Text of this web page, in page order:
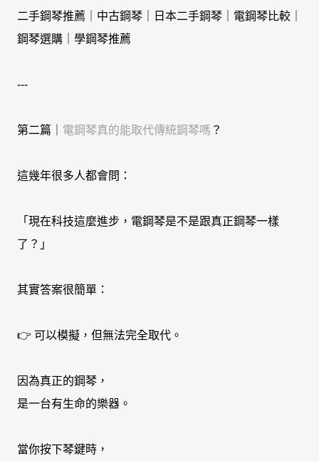
二手鋼琴推薦｜中古鋼琴｜日本二手鋼琴｜電鋼琴比較｜
鋼琴選購｜學鋼琴推薦
---
第二篇｜ 電鋼琴真的能取代傳統鋼琴嗎 ？
這幾年很多人都會問：
「現在科技這麼進步，電鋼琴是不是跟真正鋼琴一樣
了？」
其實答案很簡單：
👉 可以模擬，但無法完全取代。
因為真正的鋼琴，
是一台有生命的樂器。
當你按下琴鍵時，